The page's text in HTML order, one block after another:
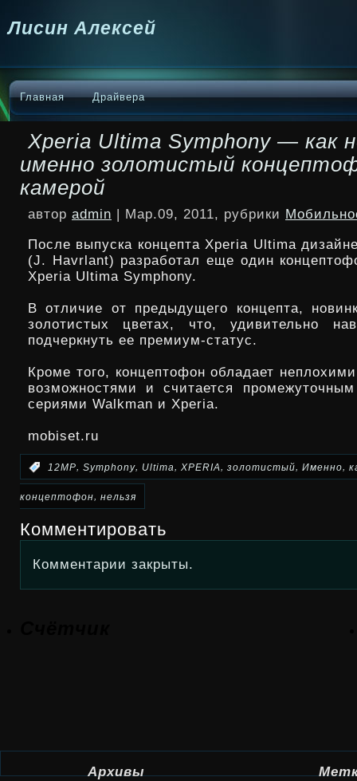
Лисин Алексей
Главная Драйвера
Xperia Ultima Symphony — как
именно золотистый
камерой
автор admin | Мар.09, 2011, рубрики
После выпуска концепта Xperia Ultima
(J. Havrlant) разработал еще один
Xperia Ultima Symphony.
В отличие от предыдущего концепта,
золотистых цветах, что, удивительно
подчеркнуть ее премиум-статус.
Кроме того, концептофон обладает
возможностями и считается
сериями Walkman и Xperia.
mobiset.ru
12МР, Symphony, Ultima, XPERIA, золотистый, Именно,
концептофон, нельзя
Комментировать
Комментарии закрыты.
Архивы